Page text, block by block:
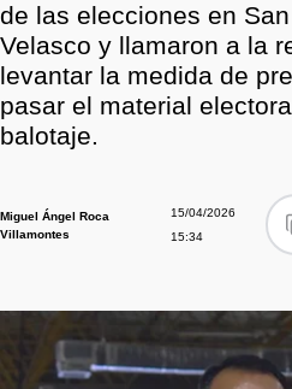
de las elecciones en
Velasco y llamaron a la
levantar la medida de
pasar el material
balotaje.
Miguel Ángel Roca
Villamontes
15/04/2026
15:34